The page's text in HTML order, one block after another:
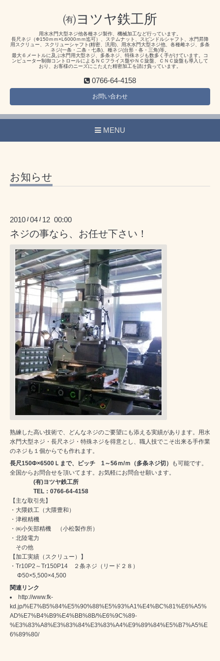
㈲ヨツヤ鉄工所
用水水門大型ネジ他各種ネジ製作、機械加工など行っています。
長尺ネジ（Ф150ｍｍ×L6000ｍｍ迄可）、ステムナット、スピンドルシャフト、水門昇降
用スクリュー、スクリューシャフト(精密、汎用)、用水水門大型ネジ他、各種雌ネジ、多条
ネジ(一条・二条・七条)、種ネジ(台形・各・三角)等。
最大６メートルに及ぶ水門用大型ネジ、多条ネジ、特殊ネジも数多く手がけています。コ
ンピューター制御コントロールによるＮＣフライス盤やＮＣ旋盤、ＣＮＣ旋盤も導入して
おり、お客様のニーズにこたえた精密加工を請け負っています。
0766-64-4158
お問い合わせ
MENU
お知らせ
2010 /04 / 12 00:00
ネジの事なら、お任せ下さい！
熟練した高い技術で、どんなネジのご要望にも添える実績があります。用水
水門大型ネジ・長尺ネジ・特殊ネジを得意とし、職人技でこそ出来る手作業
のネジも１個からでも作れます。
長尺150Φ×6500Ｌまで、ピッチ 1～56ｍ/ｍ（多条ネジ切）
も可能です。
全国からお問合せを頂いてます。お気軽にお問合せ願います。
(有)ヨツヤ鉄工所
TEL：0766-64-4158
【主な取引先】
・大隈鉄工（大隈豊和）
・津根精機
・㈱小矢部精機 （小松製作所）
・北陸電力
その他
【加工実績（スクリュー）】
・Tr10P2～Tr150P14 ２条ネジ（リード２８）
Φ50×5,500×4,500
関連リンク
http://www.fk-
kd.jp/%E7%B5%84%E5%90%88%E5%93%A1%E4%BC%81%E6%A5%
AD%E7%B4%B9%E4%BB%8B/%E6%9C%89-
%E3%83%A8%E3%83%84%E3%83%A4%E9%89%84%E5%B7%A5%E
6%89%80/